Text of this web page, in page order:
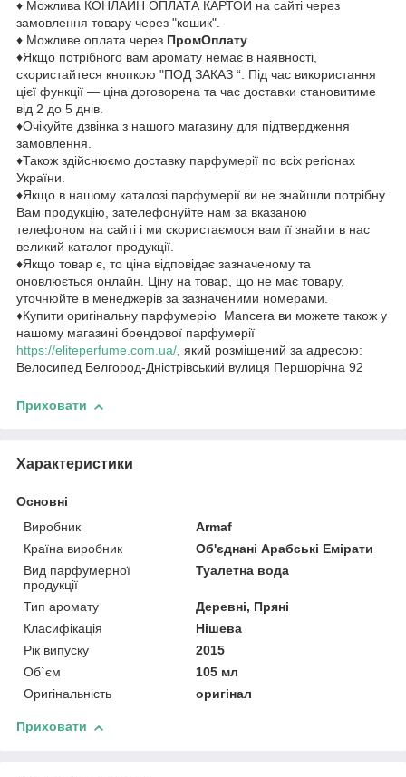
♦ Можлива КОНЛАЙН ОПЛАТА КАРТОЙ на сайті через
замовлення товару через "кошик".
♦ Можливе оплата через ПромОплату
♦Якщо потрібного вам аромату немає в наявності,
скористайтеся кнопкою "ПОД ЗАКАЗ “. Під час використання
цієї функції — ціна договорена та час доставки становитиме
від 2 до 5 днів.
♦Очікуйте дзвінка з нашого магазину для підтвердження
замовлення.
♦Також здійснюємо доставку парфумерії по всіх регіонах
України.
♦Якщо в нашому каталозі парфумерії ви не знайшли потрібну
Вам продукцію, зателефонуйте нам за вказаною
телефоном на сайті і ми скористаємося вам її знайти в нас
великий каталог продукції.
♦Якщо товар є, то ціна відповідає зазначеному та
оновлюється онлайн. Ціну на товар, що не має товару,
уточнюйте в менеджерів за зазначеними номерами.
♦Купити оригінальну парфумерію Mancera ви можете також у
нашому магазині брендової парфумерії
https://eliteperfume.com.ua/ , який розміщений за адресою:
Велосипед Белгород-Дністрівський вулиця Першорічна 92
Приховати
Характеристики
Основні
Виробник
Armaf
Країна виробник
Об'єднані Арабські Емірати
Вид парфумерної
продукції
Туалетна вода
Тип аромату
Деревні, Пряні
Класифікація
Нішева
Рік випуску
2015
Об`єм
105 мл
Оригінальність
оригінал
Приховати